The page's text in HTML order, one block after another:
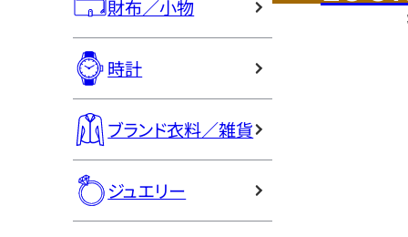
財布／小物
時計
ブランド衣料／雑貨
ジュエリー